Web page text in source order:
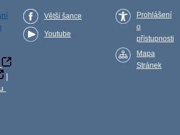
|
Větší šance
Youtube
Prohlášení
o
přístupnosti
Mapa
Stránek